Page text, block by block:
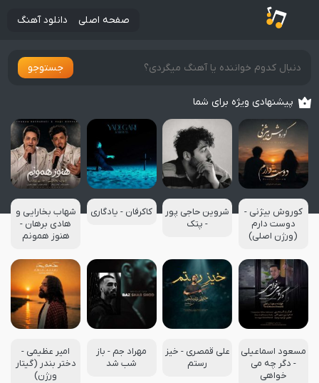
صفحه اصلی دانلود آهنگ
جستوجو
پیشنهادی ویژه برای شما
کوروش بیژنی -
دوست دارم
(ورژن اصلی)
شروین حاجی پور
- پتک
کاکرفان - یادگاری
شهاب بخارایی و
هادی برهان -
هنوز همونم
مسعود اسماعیلی
- دگر چه می
خواهی
علی قمصری - خیز
رستم
مهراد جم - باز
شب شد
امیر عظیمی -
دختر بندر (گیتار
ورژن)